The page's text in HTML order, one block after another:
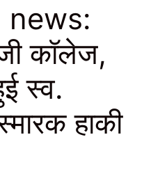
news:
कॉलेज,
स्व.
हाकी